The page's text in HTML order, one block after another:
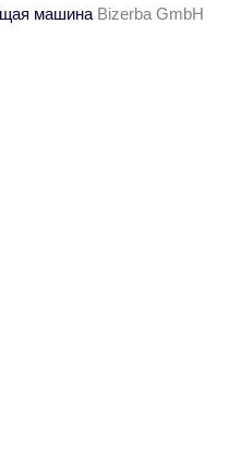
машина Bizerba GmbH